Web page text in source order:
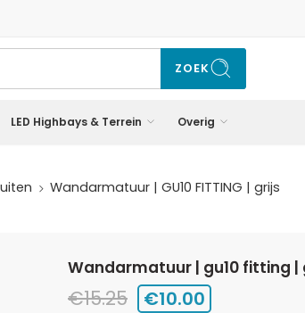
ZOEK
LED Highbays & Terrein Overig
Wandarmatuur | GU10 FITTING | grijs
wandarmatuur | gu10 fitting |
€15.25 €10.00